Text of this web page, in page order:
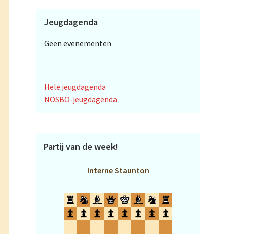
Jeugdagenda
Geen evenementen
Hele jeugdagenda
NOSBO-jeugdagenda
Partij van de week!
Interne Staunton